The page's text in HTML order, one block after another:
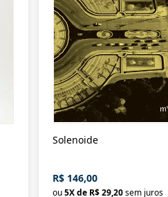
Solenoide
R$ 146,00
ou5X de R$ 29,20sem juros